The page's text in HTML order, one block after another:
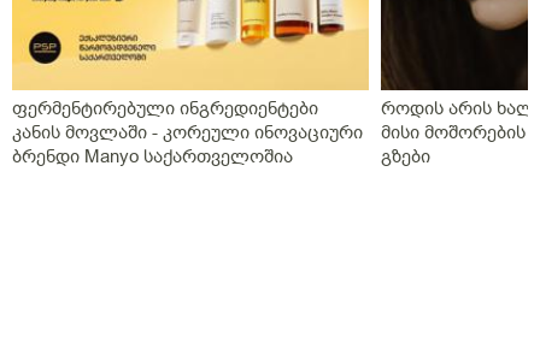
ფერმენტირებული ინგრედიენტები
კანის მოვლაში - კორეული ინოვაციური
ბრენდი Manyo საქართველოშია
როდის არის
მისი მოშორების
გზები